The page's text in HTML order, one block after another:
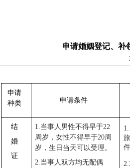
申请婚姻登记、补
申请
种类
申请条件
结
婚
证
1.当事人男性不得早于22
周岁， 女性不得早于20周
岁，生日当天可以受理。
2.当事人双方均无配偶
1.
2.